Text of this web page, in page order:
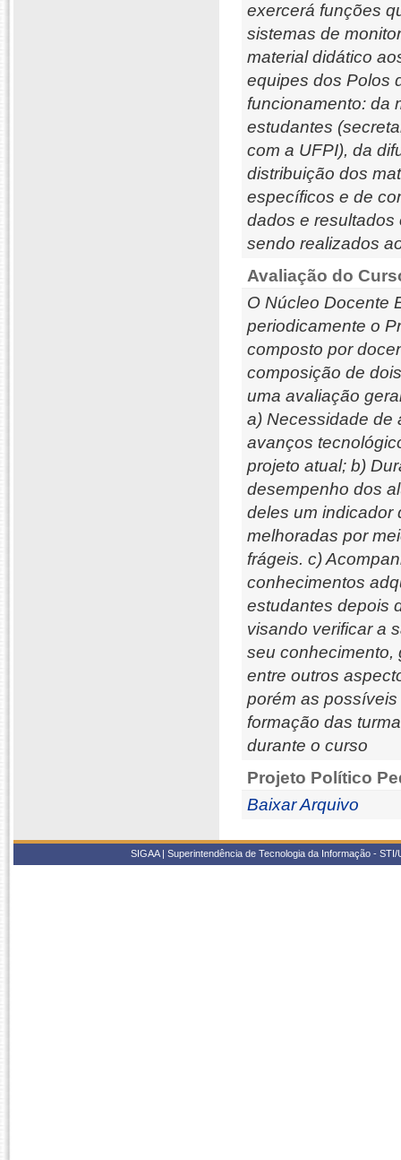
exercerá funções
sistemas de
material didático
equipes dos Polos
funcionamento: da
estudantes
com a UFPI), da
distribuição dos
específicos e de
dados e resultados
sendo realizados
Avaliação do
O Núcleo Docente
periodicamente o
composto por
composição de
uma avaliação
a) Necessidade de
avanços
projeto atual; b)
desempenho dos
deles um indicador
melhoradas por
frágeis. c)
conhecimentos
estudantes depois
visando verificar a
seu conhecimento,
entre outros
porém as
formação das
durante o curso
Projeto Político
Baixar Arquivo
SIGAA | Superintendência de Tecnologia da Informação -